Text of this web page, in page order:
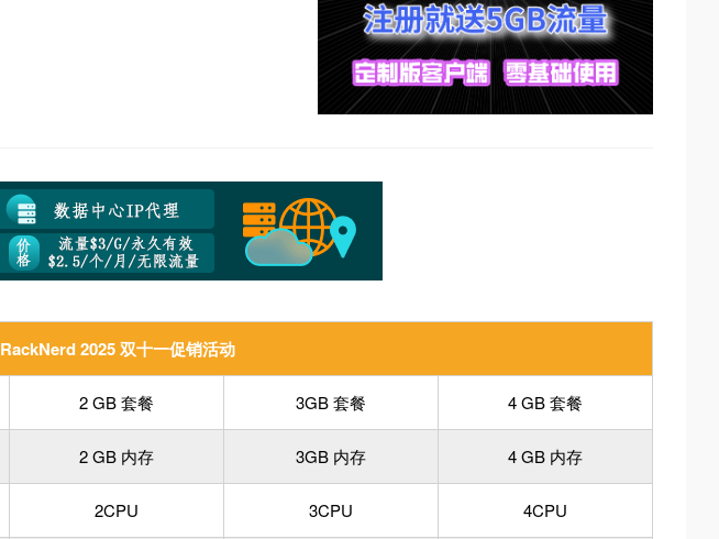
RackNerd 2025 双十一促销活动
2 GB 套餐 3GB 套餐 4 GB 套餐
2 GB 内存 3GB 内存 4 GB 内存
2CPU 3CPU 4CPU